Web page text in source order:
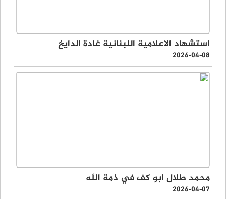
استشهاد الاعلامية اللبنانية غادة الدايخ
2026-04-08
محمد طلال ابو كف في ذمة الله
2026-04-07